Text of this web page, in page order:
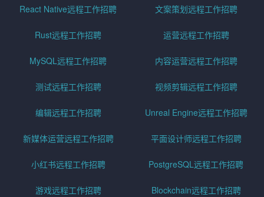
React Native远程工作招聘 文案策划远程工作招聘
Rust远程工作招聘 运营远程工作招聘
MySQL远程工作招聘 内容运营远程工作招聘
测试远程工作招聘 视频剪辑远程工作招聘
编辑远程工作招聘 Unreal Engine远程工作招聘
新媒体运营远程工作招聘 平面设计师远程工作招聘
小红书远程工作招聘 PostgreSQL远程工作招聘
游戏远程工作招聘 Blockchain远程工作招聘